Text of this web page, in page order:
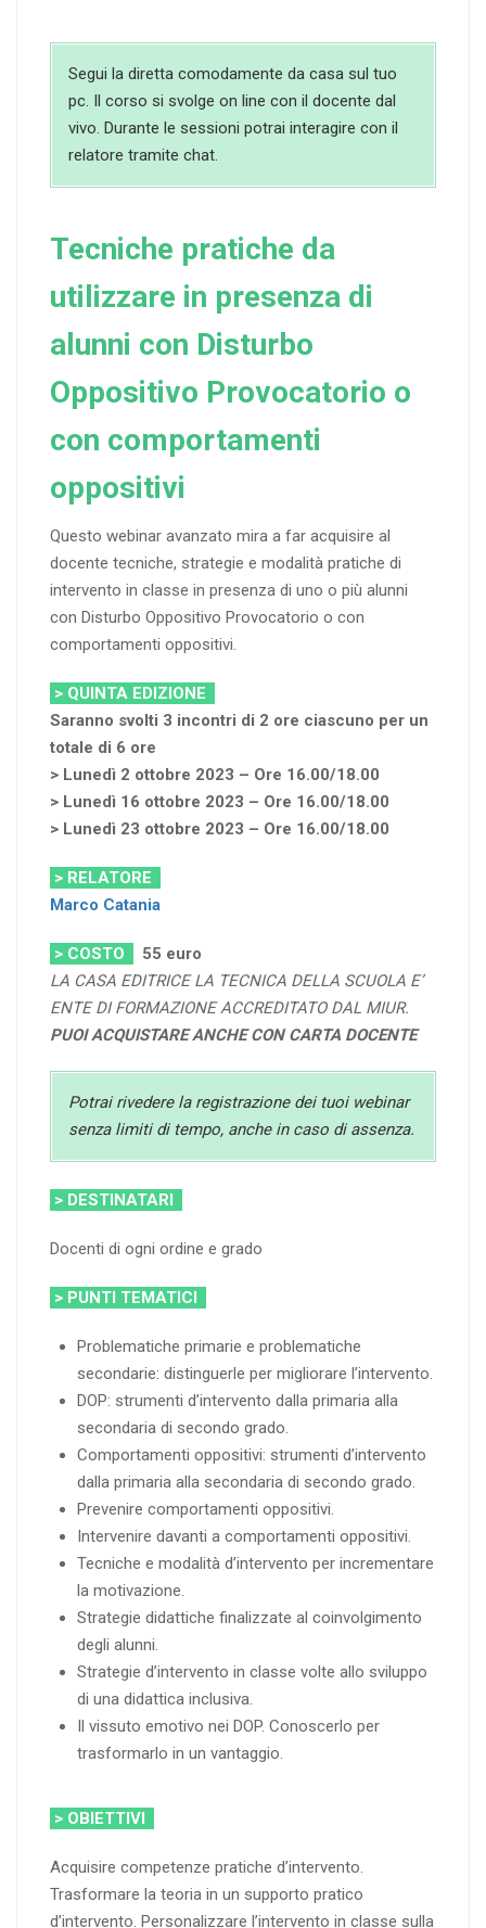
Segui la diretta comodamente da casa sul tuo
pc. Il corso si svolge on line con il docente dal
vivo. Durante le sessioni potrai interagire con il
relatore tramite chat.
Tecniche pratiche da
utilizzare in presenza di
alunni con Disturbo
Oppositivo Provocatorio o
con comportamenti
oppositivi
Questo webinar avanzato mira a far acquisire al
docente tecniche, strategie e modalità pratiche di
intervento in classe in presenza di uno o più alunni
con Disturbo Oppositivo Provocatorio o con
comportamenti oppositivi.
> QUINTA EDIZIONE
Saranno svolti 3 incontri di 2 ore ciascuno per un
totale di 6 ore
> Lunedì 2 ottobre 2023 – Ore 16.00/18.00
> Lunedì 16 ottobre 2023 – Ore 16.00/18.00
> Lunedì 23 ottobre 2023 – Ore 16.00/18.00
> RELATORE
Marco Catania
> COSTO
55 euro
LA CASA EDITRICE LA TECNICA DELLA SCUOLA E’
ENTE DI FORMAZIONE ACCREDITATO DAL MIUR.
PUOI ACQUISTARE ANCHE CON CARTA DOCENTE
Potrai rivedere la registrazione dei tuoi webinar
senza limiti di tempo, anche in caso di assenza.
> DESTINATARI
Docenti di ogni ordine e grado
> PUNTI TEMATICI
Problematiche primarie e problematiche
secondarie: distinguerle per migliorare l’intervento.
DOP: strumenti d’intervento dalla primaria alla
secondaria di secondo grado.
Comportamenti oppositivi: strumenti d’intervento
dalla primaria alla secondaria di secondo grado.
Prevenire comportamenti oppositivi.
Intervenire davanti a comportamenti oppositivi.
Tecniche e modalità d’intervento per incrementare
la motivazione.
Strategie didattiche finalizzate al coinvolgimento
degli alunni.
Strategie d’intervento in classe volte allo sviluppo
di una didattica inclusiva.
Il vissuto emotivo nei DOP. Conoscerlo per
trasformarlo in un vantaggio.
> OBIETTIVI
Acquisire competenze pratiche d’intervento.
Trasformare la teoria in un supporto pratico
d’intervento. Personalizzare l’intervento in classe sulla